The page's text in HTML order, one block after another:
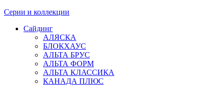
Серии и коллекции
Сайдинг
АЛЯСКА
БЛОКХАУС
АЛЬТА БРУС
АЛЬТА ФОРМ
АЛЬТА КЛАССИКА
КАНАДА ПЛЮС